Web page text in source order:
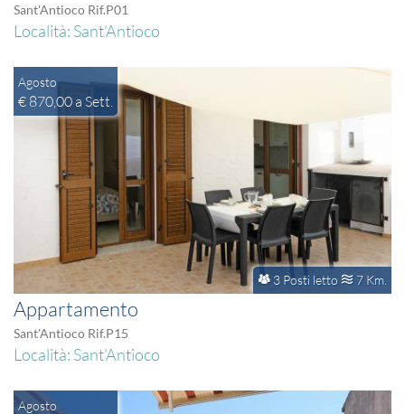
Sant'Antioco Rif.P01
Località: Sant'Antioco
Agosto
€ 870,00 a Sett.
3 Posti letto 7 Km.
Appartamento
Sant'Antioco Rif.P15
Località: Sant'Antioco
Agosto